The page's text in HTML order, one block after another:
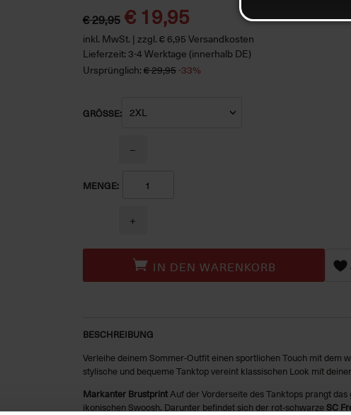
€ 29,95 € 19,95
inkl. MwSt. | zzgl. € 6,95 Versandkosten
Lieferzeit: 3-4 Werktage (innerhalb DE)
Ursprünglich:€ 29,95-33%
GRÖSSE:
MENGE:
−
+
IN DEN WARENKORB
BESCHREIBUNG
Verleihe deinem Sommer-Outfit einen sportlichen Touch mit dem
stylische und bequeme Tanktop vereint klassischen Look mit
Markanter BrustprintAuf der Vorderseite des Tanktops prangt
ikonischen Swoosh. Darunter befindet sich der rot-schwarze SC